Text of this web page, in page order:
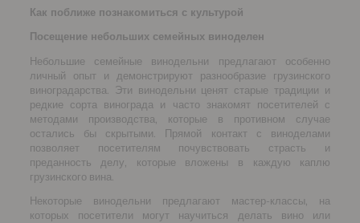
Как поближе познакомиться с культурой
Посещение небольших семейных виноделен
Небольшие семейные винодельни предлагают особенно
личный опыт и демонстрируют разнообразие грузинского
виноградарства. Эти винодельни ценят старые традиции и
редкие сорта винограда и часто знакомят посетителей с
методами производства, которые в противном случае
остались бы скрытыми. Прямой контакт с виноделами
позволяет посетителям почувствовать страсть и
преданность делу, которые вложены в каждую каплю
грузинского вина.
Некоторые винодельни предлагают мастер-классы, на
которых посетители могут научиться делать вино или